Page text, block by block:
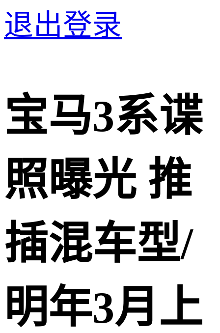
退出登录
宝马3系谍
照曝光 推
插混车型/
明年3月上